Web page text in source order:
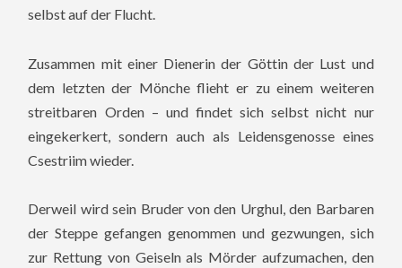
selbst auf der Flucht.
Zusammen mit einer Dienerin der Göttin der Lust und
dem letzten der Mönche flieht er zu einem weiteren
streitbaren Orden – und findet sich selbst nicht nur
eingekerkert, sondern auch als Leidensgenosse eines
Csestriim wieder.
Derweil wird sein Bruder von den Urghul, den Barbaren
der Steppe gefangen genommen und gezwungen, sich
zur Rettung von Geiseln als Mörder aufzumachen, den